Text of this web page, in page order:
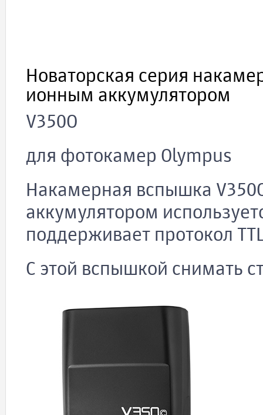
Новаторская серия
ионным аккумулятором
V350O
для фотокамер Olympus
Накамерная вспышка
аккумулятором
поддерживает протокол
C этой вспышкой снимать